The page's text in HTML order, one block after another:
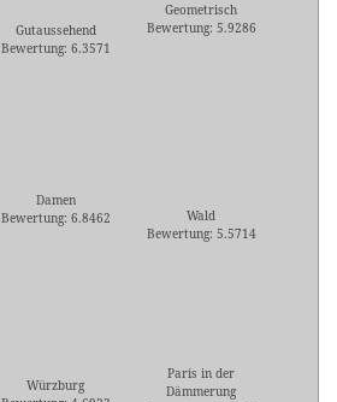
Gutaussehend
Bewertung: 6.3571
Geometrisch
Bewertung: 5.9286
Damen
Bewertung: 6.8462
Wald
Bewertung: 5.5714
Würzburg
Paris in der
Dämmerung